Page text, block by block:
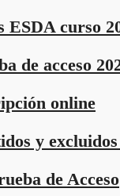
ESDA curso
de acceso
online
y
de Acceso